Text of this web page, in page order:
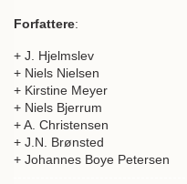
Forfattere:
+ J. Hjelmslev
+ Niels Nielsen
+ Kirstine Meyer
+ Niels Bjerrum
+ A. Christensen
+ J.N. Brønsted
+ Johannes Boye Petersen